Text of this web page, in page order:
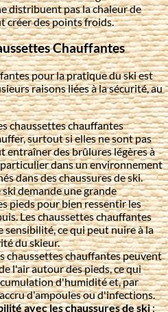
distribuent pas la chaleur de
créer des points froids.
Chauffantes
pour la pratique du ski est
raisons liées à la sécurité, au
chaussettes chauffantes
surtout si elles ne sont pas
entraîner des brûlures légères à
particulier dans un environnement
dans des chaussures de ski.
ski demande une grande
pieds pour bien ressentir les
Les chaussettes chauffantes
ce qui peut nuire à la
du skieur.
chaussettes chauffantes peuvent
l'air autour des pieds, ce qui
d'humidité et, par
d'ampoules ou d'infections.
avec les chaussures de ski: